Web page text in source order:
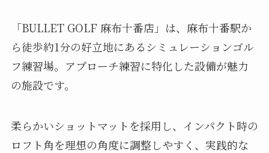
「BULLET GOLF 麻布十番店」は、麻布十番駅か
ら徒歩約1分の好立地にあるシミュレーションゴル
フ練習場。アプローチ練習に特化した設備が魅力
の施設です。
柔らかいショットマットを採用し、インパクト時の
ロフト角を理想の角度に調整しやすく、実践的な